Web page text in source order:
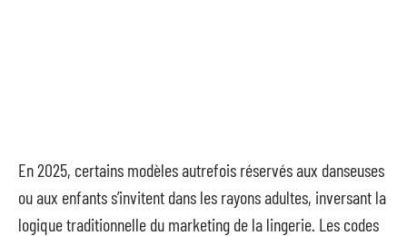
En 2025, certains modèles autrefois réservés aux danseuses
ou aux enfants s’invitent dans les rayons adultes, inversant la
logique traditionnelle du marketing de la lingerie. Les codes